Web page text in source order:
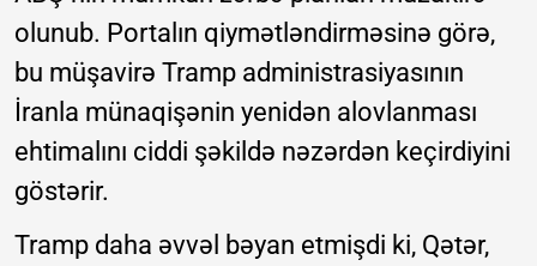
olunub. Portalın qiymətləndirməsinə görə,
bu müşavirə Tramp administrasiyasının
İranla münaqişənin yenidən alovlanması
ehtimalını ciddi şəkildə nəzərdən keçirdiyini
göstərir.
Tramp daha əvvəl bəyan etmişdi ki, Qətər,